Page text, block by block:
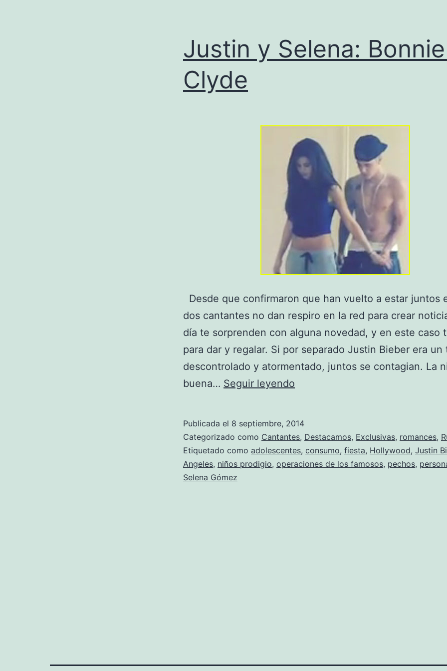
Justin y Selena:
Clyde
Desde que confirmaron que han vuelto a estar juntos
dos cantantes no dan respiro en la red para crear
día te sorprenden con alguna novedad, y en este caso
para dar y regalar. Si por separado Justin Bieber era un
descontrolado y atormentado, juntos se contagian. La
buena… Seguir leyendo
Bonnie
&
Clyde
Publicada el 8 septiembre, 2014
Categorizado como Cantantes, Destacamos, Exclusivas, romances,
Etiquetado como adolescentes, consumo, fiesta, Hollywood, Justin
Angeles, niños prodigio, operaciones de los famosos, pechos,
Selena Gómez